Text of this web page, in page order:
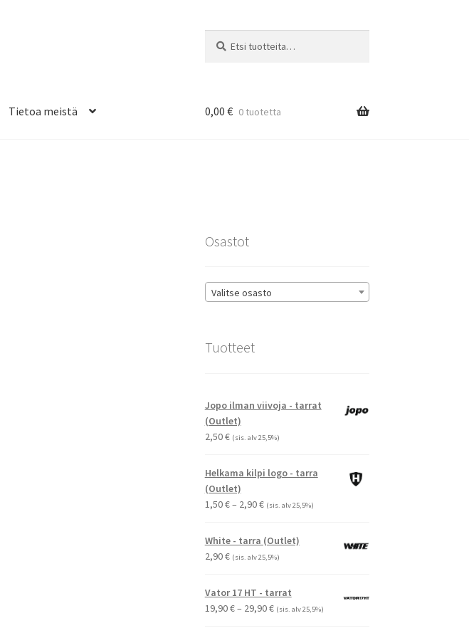
Tietoa meistä 0,00 € 0 tuotetta
Osastot
Valitse osasto
Tuotteet
Jopo ilman viivoja - tarrat
(Outlet)
2,50€ (sis. alv 25,5%)
Helkama kilpi logo - tarra
(Outlet)
1,50€– 2,90€Hintaluokka:
-
(sis. alv 25,5%)
White - tarra (Outlet)
2,90€ (sis. alv 25,5%)
Vator 17 HT - tarrat
19,90€– 29,90€Hintaluokka:
(sis. alv 25,5%)